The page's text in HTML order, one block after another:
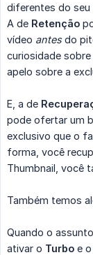
diferentes do seu
A de Retenção
vídeo antesdo
curiosidade
apelo sobre a
E, a de
pode ofertar um
exclusivo que o
forma, você
Thumbnail, você
Também temos
Quando o
ativar o Turbo e o